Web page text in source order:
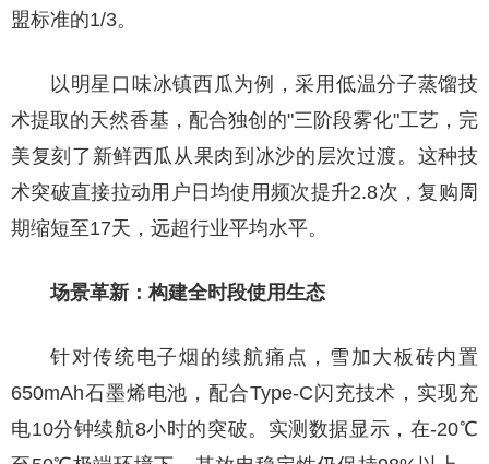
盟标准的1/3。
以明星口味冰镇西瓜为例，采用低温分子蒸馏技
术提取的天然香基，配合独创的"三阶段雾化"工艺，完
美复刻了新鲜西瓜从果肉到冰沙的层次过渡。这种技
术突破直接拉动用户日均使用频次提升2.8次，复购周
期缩短至17天，远超行业平均水平。
场景革新：构建全时段使用生态
针对传统电子烟的续航痛点，雪加大板砖内置
650mAh石墨烯电池，配合Type-C闪充技术，实现充
电10分钟续航8小时的突破。实测数据显示，在-20℃